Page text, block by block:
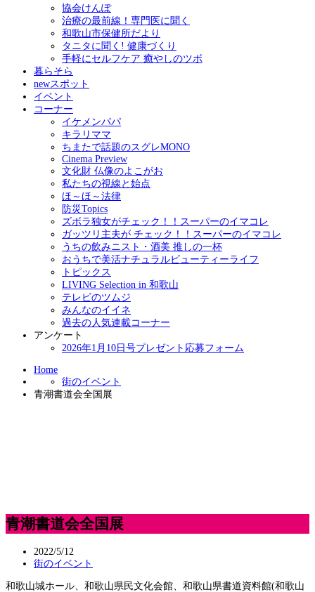
協会けんぽ
治療の最前線！専門医に聞く
和歌山市保健所だより
タニタに聞く! 健康づくり
手軽にセルフケア 癒やしのツボ
暮らそら
newスポット
イベント
コーナー
イケメンパパ
キラリママ
ちまたで話題のスグレMONO
Cinema Preview
文化財 仏像のよこがお
私たちの視線と始点
ほ～ほ～法律
防災Topics
ズボラ独女がチェック！！スーパーのイマコレ
ガッツリ主夫が チェック！！スーパーのイマコレ
うちの飲みニスト・酒美 推しの一杯
おうちで美活ナチュラルビューティーライフ
トピックス
LIVING Selection in 和歌山
テレビのツムジ
みんなのイイネ
過去の人気連載コーナー
アンケート
2026年1月10日号プレゼント応募フォーム
Home
街のイベント
青潮書道会全国展
青潮書道会全国展
2022/5/12
街のイベント
和歌山城ホール、和歌山県民文化会館、和歌山県書道資料館(和歌山